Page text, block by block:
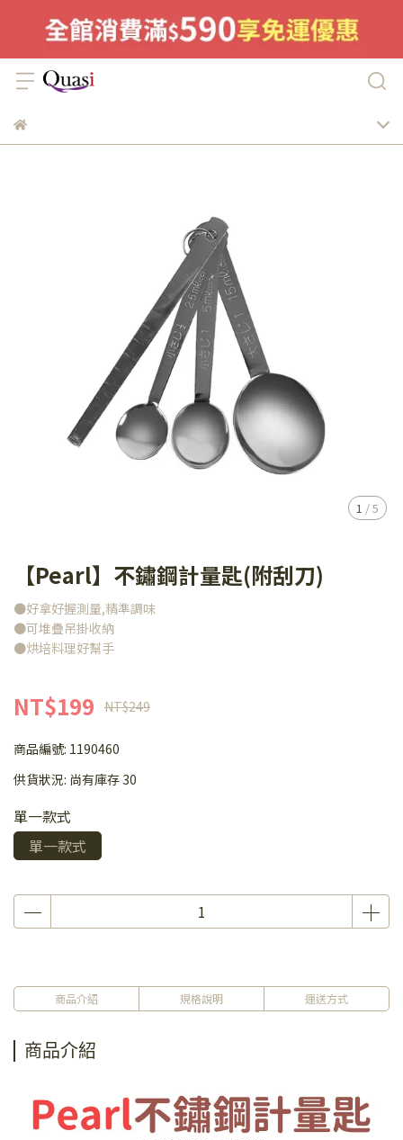
1 /5
【Pearl】不鏽鋼計量匙(附刮刀)
●好拿好握測量,精準調味
●可堆疊吊掛收納
●烘培料理好幫手
NT$199 NT$249
商品編號: 1190460
供貨狀況: 尚有庫存 30
單一款式
單一款式
商品介紹 規格說明 運送方式
商品介紹